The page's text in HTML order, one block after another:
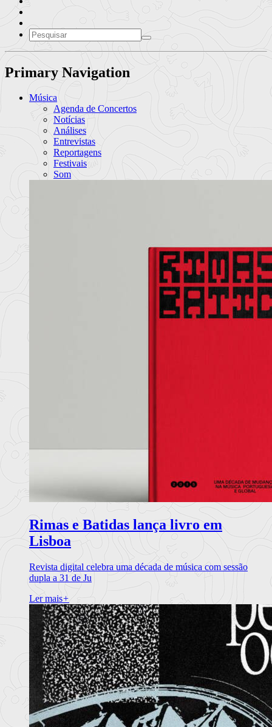
Primary Navigation
Música
Agenda de Concertos
Notícias
Análises
Entrevistas
Reportagens
Festivais
Som
Rimas e Batidas lança livro em
Lisboa
Revista digital celebra uma década de música com sessão
dupla a 31 de Ju
Ler mais+